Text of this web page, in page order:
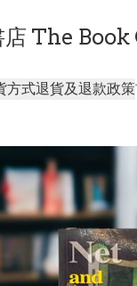
店 The Book
方式退貨及退款政策